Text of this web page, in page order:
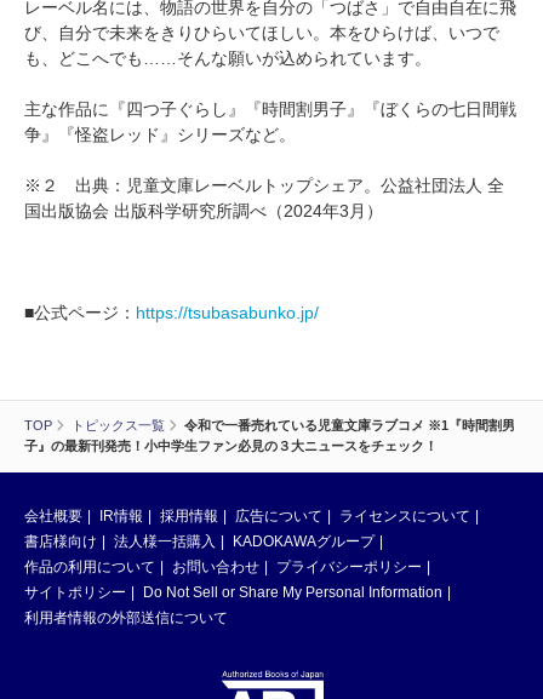
TOP トピックス一覧
令和で一番売れている児童文庫ラブコメ ※1『時間割男
子』の最新刊発売！小中学生ファン必見の３大ニュースをチェック！
レーベル名には、物語の世界を自分の「つばさ」で自由自在に飛
び、自分で未来をきりひらいてほしい。本をひらけば、いつで
も、どこへでも……そんな願いが込められています。
主な作品に『四つ子ぐらし』『時間割男子』『ぼくらの七日間戦
争』『怪盗レッド』シリーズなど。
※２ 出典：児童文庫レーベルトップシェア。公益社団法人 全
国出版協会 出版科学研究所調べ（2024年3月）
■公式ページ： https://tsubasabunko.jp/
会社概要 IR情報 採用情報 広告について
ライセンスについて
書店様向け
法人様一括購入
KADOKAWAグループ
作品の利用について
お問い合わせ
プライバシーポリシー
サイトポリシー
Do Not Sell or Share My Personal Information
利用者情報の外部送信について